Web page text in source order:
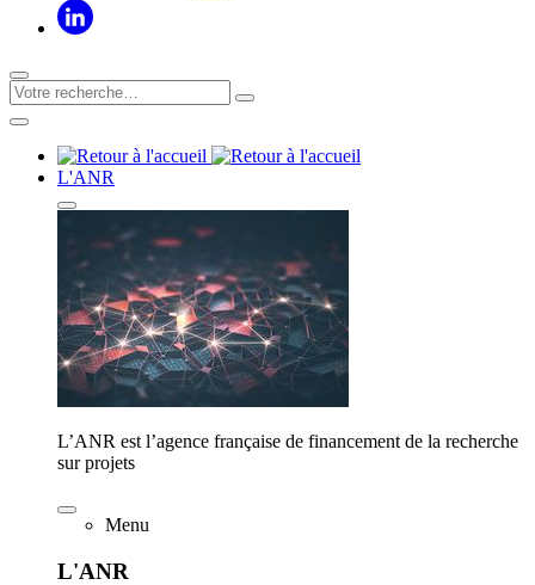
L'ANR
L’ANR est l’agence française de financement de la recherche
sur projets
Menu
L'ANR